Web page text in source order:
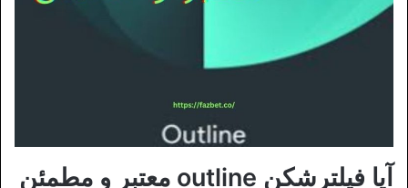
آیا فیلترشکن outline معتبر و مطمئن